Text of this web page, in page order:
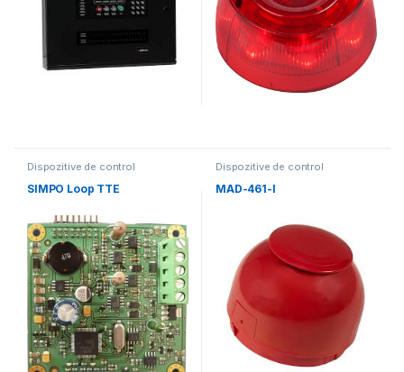
Dispozitive de control
SIMPO Loop TTE
Dispozitive de control
MAD-461-I